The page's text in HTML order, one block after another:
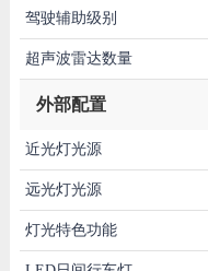
驾驶辅助级别
超声波雷达数量
外部配置
近光灯光源
远光灯光源
灯光特色功能